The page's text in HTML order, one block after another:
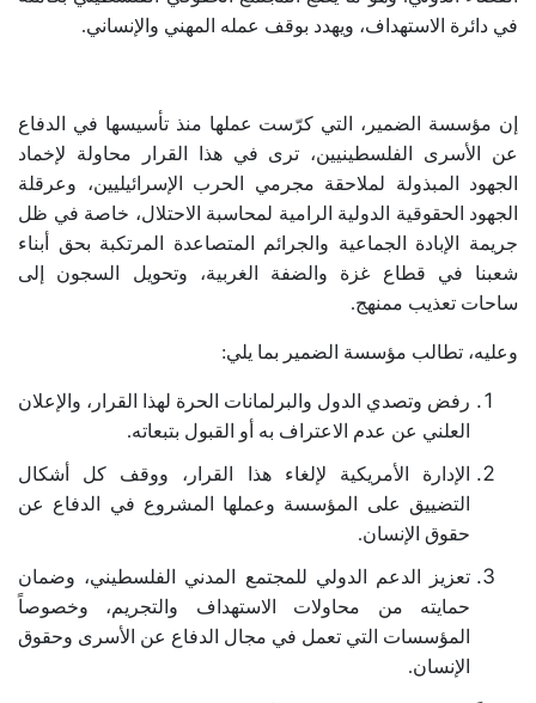
في دائرة الاستهداف، ويهدد بوقف عمله المهني والإنساني.
إن مؤسسة الضمير، التي كرّست عملها منذ تأسيسها في الدفاع
عن الأسرى الفلسطينيين، ترى في هذا القرار محاولة لإخماد
الجهود المبذولة لملاحقة مجرمي الحرب الإسرائيليين، وعرقلة
الجهود الحقوقية الدولية الرامية لمحاسبة الاحتلال، خاصة في ظل
جريمة الإبادة الجماعية والجرائم المتصاعدة المرتكبة بحق أبناء
شعبنا في قطاع غزة والضفة الغربية، وتحويل السجون إلى
ساحات تعذيب ممنهج.
وعليه، تطالب مؤسسة الضمير بما يلي:
رفض وتصدي الدول والبرلمانات الحرة لهذا القرار، والإعلان
العلني عن عدم الاعتراف به أو القبول بتبعاته.
الإدارة الأمريكية لإلغاء هذا القرار، ووقف كل أشكال
التضييق على المؤسسة وعملها المشروع في الدفاع عن
حقوق الإنسان.
تعزيز الدعم الدولي للمجتمع المدني الفلسطيني، وضمان
حمايته من محاولات الاستهداف والتجريم، وخصوصاً
المؤسسات التي تعمل في مجال الدفاع عن الأسرى وحقوق
الإنسان.